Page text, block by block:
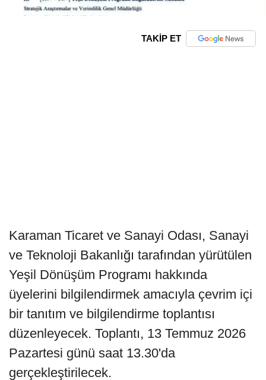
TAKİP ET
Karaman Ticaret ve Sanayi Odası, Sanayi
ve Teknoloji Bakanlığı tarafından yürütülen
Yeşil Dönüşüm Programı hakkında
üyelerini bilgilendirmek amacıyla çevrim içi
bir tanıtım ve bilgilendirme toplantısı
düzenleyecek. Toplantı, 13 Temmuz 2026
Pazartesi günü saat 13.30'da
gerçekleştirilecek.